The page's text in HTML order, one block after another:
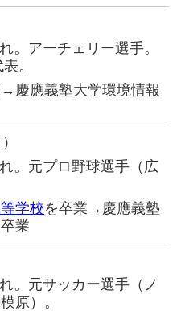
。アーチェリー選手。
。
慶應義塾大学環境情報
。元プロ野球選手（広
学校を卒業→慶應義塾
業
。元サッカー選手（ノ
原）。